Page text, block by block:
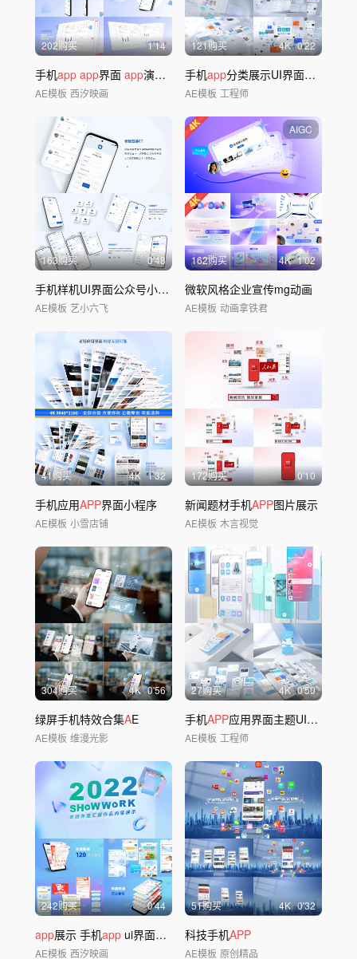
202购买 1'14
手机app app界面 app演示 UI
AE模板 西汐映画
121购买 4K 0'22
手机app分类展示UI界面应用功能介绍
AE模板 工程师
163购买 0'48
手机样机UI界面公众号小程序 APP展示
AE模板 艺小六飞
AIGC
162购买 4K 1'02
微软风格企业宣传mg动画
AE模板 动画拿铁君
41购买 4K 1'32
手机应用APP界面小程序
AE模板 小雪店铺
172购买 0'10
新闻题材手机APP图片展示
AE模板 木言视觉
304购买 4K 0'56
绿屏手机特效合集AE
AE模板 维漫光影
27购买 4K 0'50
手机APP应用界面主题UI展示
AE模板 工程师
242购买 0'44
app展示 手机app ui界面展示
AE模板 西汐映画
51购买 4K 0'32
科技手机APP
AE模板 原创精品